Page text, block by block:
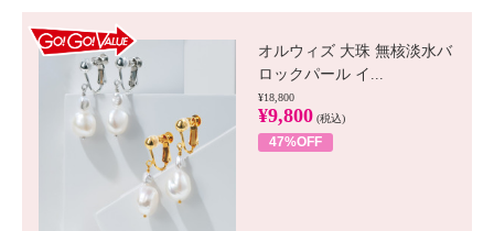
オルウィズ 大珠 無核淡水バ
ロックパール イ...
¥18,800
¥9,800 (税込)
47%OFF